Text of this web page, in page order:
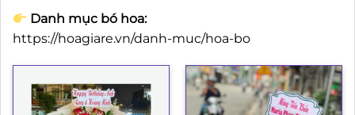
Danh mục bó hoa:
https://hoagiare.vn/danh-muc/hoa-bo